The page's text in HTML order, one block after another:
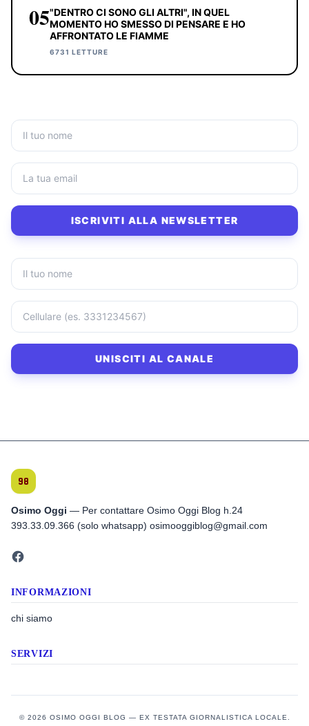
05"DENTRO CI SONO GLI ALTRI", IN QUEL
MOMENTO HO SMESSO DI PENSARE E HO
AFFRONTATO LE FIAMME
6731 LETTURE
ISCRIVITI ALLA NEWSLETTER
UNISCITI AL CANALE
Osimo Oggi — Per contattare Osimo Oggi Blog h.24
393.33.09.366 (solo whatsapp) osimooggiblog@gmail.com
INFORMAZIONI
chi siamo
SERVIZI
© 2026 OSIMO OGGI BLOG — EX TESTATA GIORNALISTICA LOCALE.